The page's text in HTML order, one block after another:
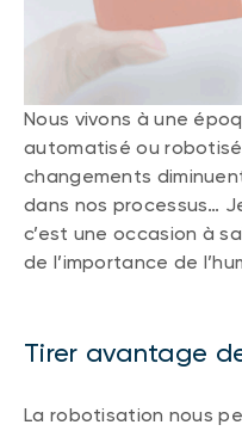
(FNB)
À propos des FNB
FNB de rotation
FNB durables
SOLUTIONS DE
Liste des solutions
Portefeuilles
TYPES DE CONTENU
Articles
Balados
Vidéos
Livres blancs
DOCUMENTS
Prospectus
Rapports annuels
Aperçus de fonds
Vote par
Déclaration de
Nous vivons à une
automatisé ou
changements
dans nos processus…
c’est une occasion à
de l’importance de
Tirer avantage
La robotisation nous